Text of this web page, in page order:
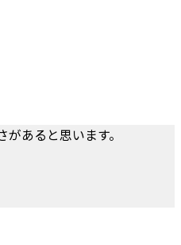
あると思います。